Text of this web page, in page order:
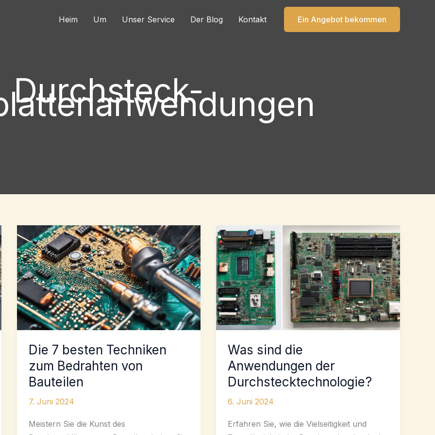
Heim Um Unser Service Der Blog Kontakt Ein Angebot bekommen
Durchsteck-
Die 7 besten Techniken
zum Bedrahten von
Bauteilen
7. Juni 2024
Meistern Sie die Kunst des
Was sind die
Anwendungen der
Durchstecktechnologie?
6. Juni 2024
Erfahren Sie, wie die Vielseitigkeit und